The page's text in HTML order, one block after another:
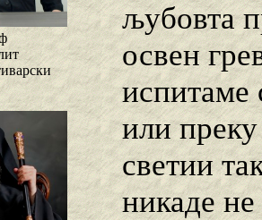
љубовта
освен
испитаме
или
светии
никаде